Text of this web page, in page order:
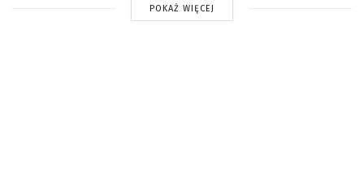
POKAŻ WIĘCEJ